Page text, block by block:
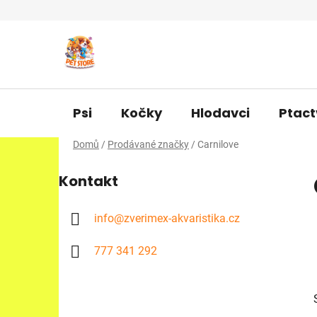
Psi Kočky Hlodavci
Domů / Prodávané značky / Carnilove
o
Kontakt
info@zverimex-akvaristika.cz
777 341 292